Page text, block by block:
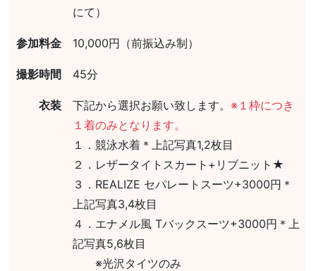
にて）
参加料金 10,000円（前振込み制）
撮影時間 45分
衣装 下記から選択お願い致します。 ※１枠につき
１着のみとなります。
１．競泳水着＊上記写真1,2枚目
２．レザータイトスカート+リブニット★
３．REALIZE セパレートスーツ+3000円＊
上記写真3,4枚目
４．エナメル風 Tバックスーツ+3000円＊上
記写真5,6枚目
※光沢タイツのみ